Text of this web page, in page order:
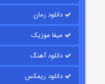
قسمت۱۵ (دوبله)
دانلود رمان
میفا موزیک
دانلود آهنگ
دانلود ریمکس